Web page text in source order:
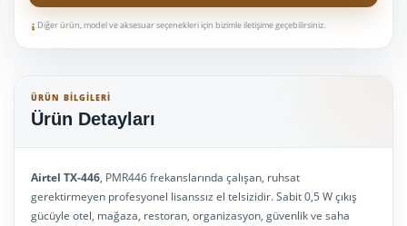
Diğer ürün, model ve aksesuar seçenekleri için bizimle iletişime geçebilirsiniz.
ÜRÜN BILGILERI
Ürün Detayları
Airtel TX-446, PMR446 frekanslarında çalışan, ruhsat
gerektirmeyen profesyonel lisanssız el telsizidir. Sabit 0,5 W çıkış
gücüyle otel, mağaza, restoran, organizasyon, güvenlik ve saha